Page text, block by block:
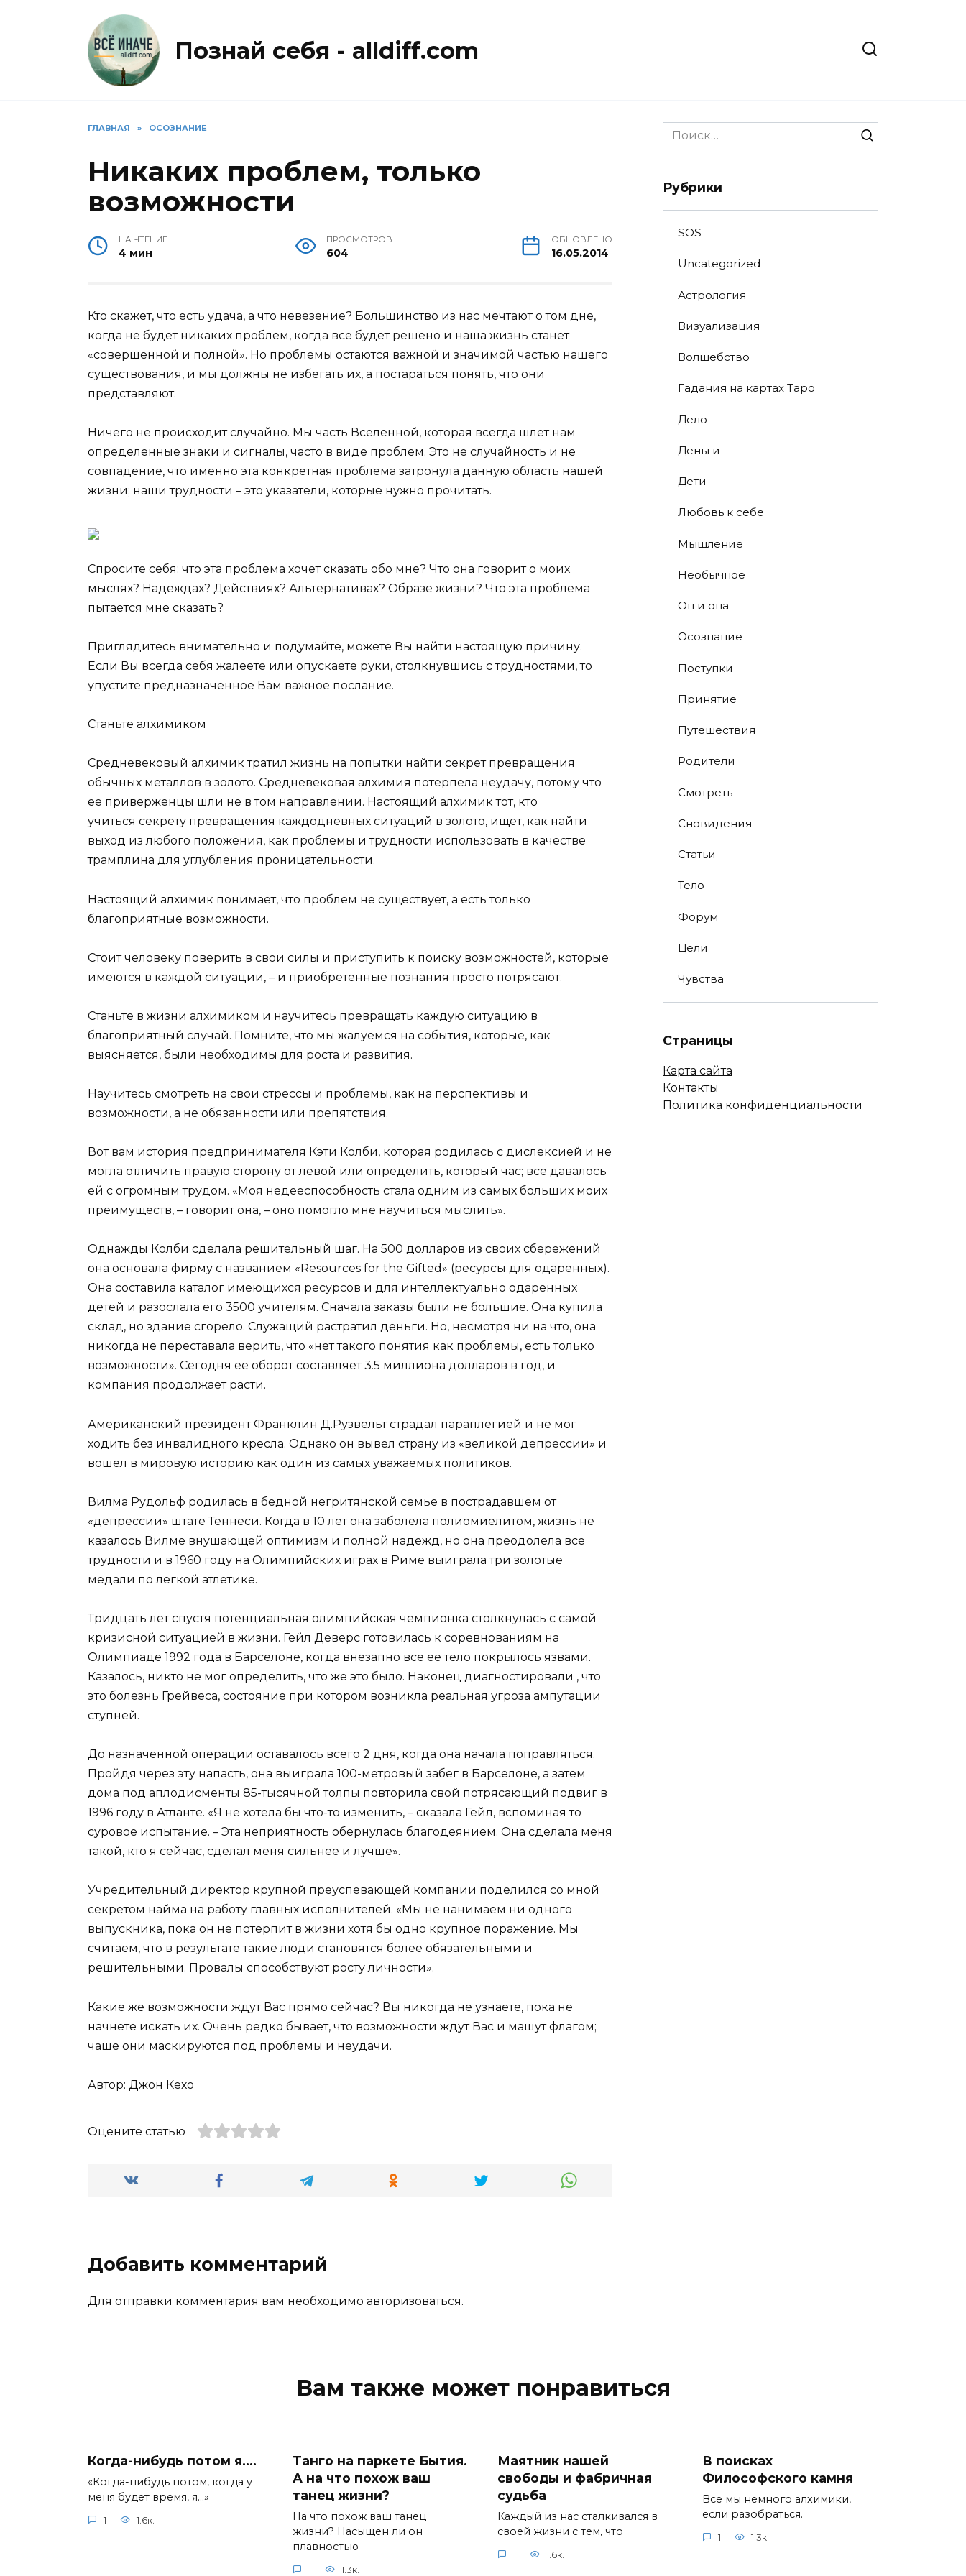
Познай себя - alldiff.com
ГЛАВНАЯ » ОСОЗНАНИЕ
Никаких проблем, только
возможности
НА ЧТЕНИЕ
4 мин
ПРОСМОТРОВ
604
ОБНОВЛЕНО
16.05.2014
Кто скажет, что есть удача, а что невезение? Большинство из нас мечтают о том дне,
когда не будет никаких проблем, когда все будет решено и наша жизнь станет
«совершенной и полной». Но проблемы остаются важной и значимой частью нашего
существования, и мы должны не избегать их, а постараться понять, что они
представляют.
Ничего не происходит случайно. Мы часть Вселенной, которая всегда шлет нам
определенные знаки и сигналы, часто в виде проблем. Это не случайность и не
совпадение, что именно эта конкретная проблема затронула данную область нашей
жизни; наши трудности – это указатели, которые нужно прочитать.
Спросите себя: что эта проблема хочет сказать обо мне? Что она говорит о моих
мыслях? Надеждах? Действиях? Альтернативах? Образе жизни? Что эта проблема
пытается мне сказать?
Приглядитесь внимательно и подумайте, можете Вы найти настоящую причину.
Если Вы всегда себя жалеете или опускаете руки, столкнувшись с трудностями, то
упустите предназначенное Вам важное послание.
Станьте алхимиком
Средневековый алхимик тратил жизнь на попытки найти секрет превращения
обычных металлов в золото. Средневековая алхимия потерпела неудачу, потому что
ее приверженцы шли не в том направлении. Настоящий алхимик тот, кто
учиться секрету превращения каждодневных ситуаций в золото, ищет, как найти
выход из любого положения, как проблемы и трудности использовать в качестве
трамплина для углубления проницательности.
Настоящий алхимик понимает, что проблем не существует, а есть только
благоприятные возможности.
Стоит человеку поверить в свои силы и приступить к поиску возможностей, которые
имеются в каждой ситуации, – и приобретенные познания просто потрясают.
Станьте в жизни алхимиком и научитесь превращать каждую ситуацию в
благоприятный случай. Помните, что мы жалуемся на события, которые, как
выясняется, были необходимы для роста и развития.
Научитесь смотреть на свои стрессы и проблемы, как на перспективы и
возможности, а не обязанности или препятствия.
Вот вам история предпринимателя Кэти Колби, которая родилась с дислексией и не
могла отличить правую сторону от левой или определить, который час; все давалось
ей с огромным трудом. «Моя недееспособность стала одним из самых больших моих
преимуществ, – говорит она, – оно помогло мне научиться мыслить».
Однажды Колби сделала решительный шаг. На 500 долларов из своих сбережений
она основала фирму с названием «Resources for the Gifted» (ресурсы для одаренных).
Она составила каталог имеющихся ресурсов и для интеллектуально одаренных
детей и разослала его 3500 учителям. Сначала заказы были не большие. Она купила
склад, но здание сгорело. Служащий растратил деньги. Но, несмотря ни на что, она
никогда не переставала верить, что «нет такого понятия как проблемы, есть только
возможности». Сегодня ее оборот составляет 3.5 миллиона долларов в год, и
компания продолжает расти.
Американский президент Франклин Д.Рузвельт страдал параплегией и не мог
ходить без инвалидного кресла. Однако он вывел страну из «великой депрессии» и
вошел в мировую историю как один из самых уважаемых политиков.
Вилма Рудольф родилась в бедной негритянской семье в пострадавшем от
«депрессии» штате Теннеси. Когда в 10 лет она заболела полиомиелитом, жизнь не
казалось Вилме внушающей оптимизм и полной надежд, но она преодолела все
трудности и в 1960 году на Олимпийских играх в Риме выиграла три золотые
медали по легкой атлетике.
Тридцать лет спустя потенциальная олимпийская чемпионка столкнулась с самой
кризисной ситуацией в жизни. Гейл Деверс готовилась к соревнованиям на
Олимпиаде 1992 года в Барселоне, когда внезапно все ее тело покрылось язвами.
Казалось, никто не мог определить, что же это было. Наконец диагностировали , что
это болезнь Грейвеса, состояние при котором возникла реальная угроза ампутации
ступней.
До назначенной операции оставалось всего 2 дня, когда она начала поправляться.
Пройдя через эту напасть, она выиграла 100-метровый забег в Барселоне, а затем
дома под аплодисменты 85-тысячной толпы повторила свой потрясающий подвиг в
1996 году в Атланте. «Я не хотела бы что-то изменить, – сказала Гейл, вспоминая то
суровое испытание. – Эта неприятность обернулась благодеянием. Она сделала меня
такой, кто я сейчас, сделал меня сильнее и лучше».
Учредительный директор крупной преуспевающей компании поделился со мной
секретом найма на работу главных исполнителей. «Мы не нанимаем ни одного
выпускника, пока он не потерпит в жизни хотя бы одно крупное поражение. Мы
считаем, что в результате такие люди становятся более обязательными и
решительными. Провалы способствуют росту личности».
Какие же возможности ждут Вас прямо сейчас? Вы никогда не узнаете, пока не
начнете искать их. Очень редко бывает, что возможности ждут Вас и машут флагом;
чаше они маскируются под проблемы и неудачи.
Автор: Джон Кехо
Оцените статью
Добавить комментарий
Для отправки комментария вам необходимо авторизоваться.
Search
for:
Рубрики
SOS
Uncategorized
Астрология
Визуализация
Волшебство
Гадания на картах Таро
Дело
Деньги
Дети
Любовь к себе
Мышление
Необычное
Он и она
Осознание
Поступки
Принятие
Путешествия
Родители
Смотреть
Сновидения
Статьи
Тело
Форум
Цели
Чувства
Страницы
Карта сайта
Контакты
Политика конфиденциальности
Вам также может понравиться
Когда-нибудь потом я….
«Когда-нибудь потом, когда у
меня будет время, я…»
1 1.6к.
Танго на паркете Бытия.
А на что похож ваш
танец жизни?
На что похож ваш танец
жизни? Насыщен ли он
плавностью
1 1.3к.
Маятник нашей
свободы и фабричная
судьба
Каждый из нас сталкивался в
своей жизни с тем, что
1 1.6к.
В поисках
Философского камня
Все мы немного алхимики,
если разобраться.
1 1.3к.